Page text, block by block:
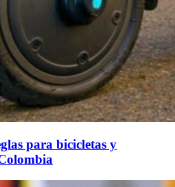
para bicicletas y